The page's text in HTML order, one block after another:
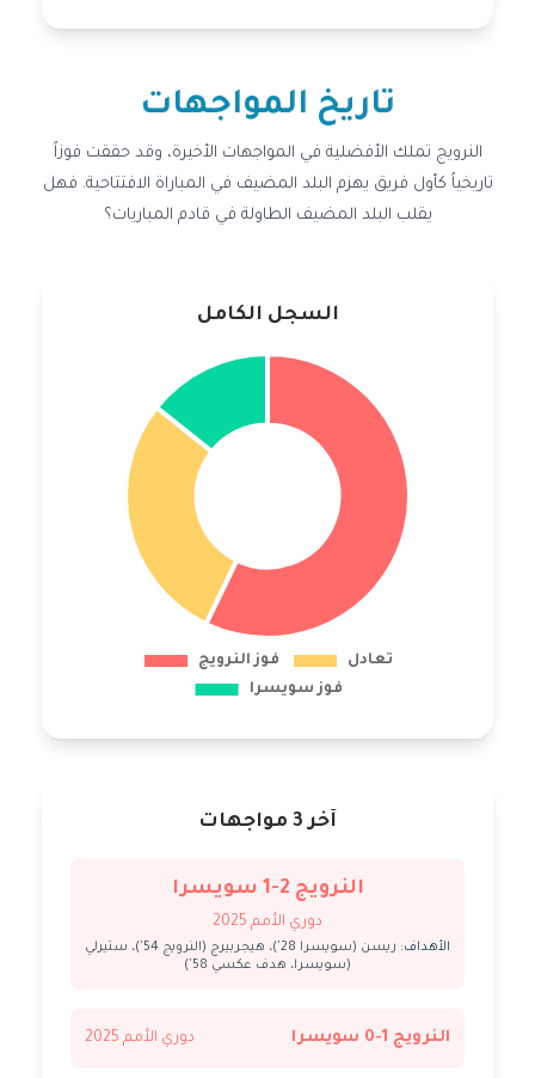
تاريخ المواجهات
النرويج تملك الأفضلية في المواجهات الأخيرة، وقد حققت فوزاً
تاريخياً كأول فريق يهزم البلد المضيف في المباراة الافتتاحية. فهل
يقلب البلد المضيف الطاولة في قادم المباريات؟
السجل الكامل
آخر 3 مواجهات
النرويج 2-1 سويسرا
دوري الأمم 2025
الأهداف:
ريسن (سويسرا 28')، هيجربيرج (النرويج 54')، ستيرلي
(سويسرا، هدف عكسي 58')
النرويج 1-0 سويسرا دوري الأمم 2025